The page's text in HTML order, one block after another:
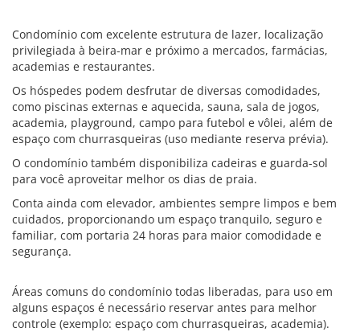
Condomínio com excelente estrutura de lazer, localização
privilegiada à beira-mar e próximo a mercados, farmácias,
academias e restaurantes.
Os hóspedes podem desfrutar de diversas comodidades,
como piscinas externas e aquecida, sauna, sala de jogos,
academia, playground, campo para futebol e vôlei, além de
espaço com churrasqueiras (uso mediante reserva prévia).
O condomínio também disponibiliza cadeiras e guarda-sol
para você aproveitar melhor os dias de praia.
Conta ainda com elevador, ambientes sempre limpos e bem
cuidados, proporcionando um espaço tranquilo, seguro e
familiar, com portaria 24 horas para maior comodidade e
segurança.
Áreas comuns do condomínio todas liberadas, para uso em
alguns espaços é necessário reservar antes para melhor
controle (exemplo: espaço com churrasqueiras, academia).